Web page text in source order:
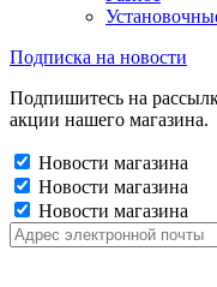
Подписка на новости
Подпишитесь на
акции нашего магазина.
Новости магазина
Новости магазина
Новости магазина